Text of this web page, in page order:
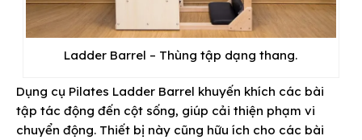
Ladder Barrel – Thùng tập dạng thang.
Dụng cụ Pilates Ladder Barrel khuyến khích các bài
tập tác động đến cột sống, giúp cải thiện phạm vi
chuyển động. Thiết bị này cũng hữu ích cho các bài